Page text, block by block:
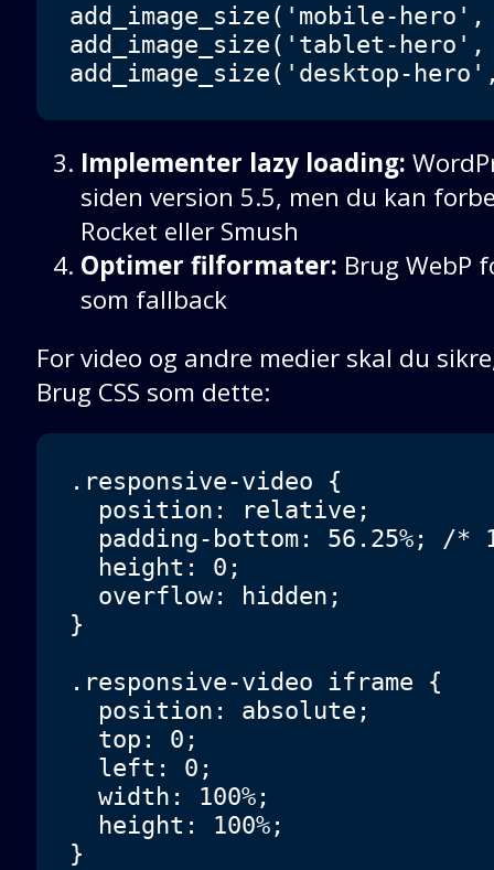
add_image_size('mobile-
add_image_size('tablet-
add_image_size('desktop-
Implementer lazy loading:
siden version 5.5, men du kan
Rocket eller Smush
Optimer filformater: Brug WebP
som fallback
For video og andre medier skal du
Brug CSS som dette:
.responsive-video {
  position: relative;
padding-bottom: 56.25%; /*
  height: 0;
  overflow: hidden;
}
.responsive-video iframe {
  position: absolute;
  top: 0;
  left: 0;
  width: 100%;
  height: 100%;
}